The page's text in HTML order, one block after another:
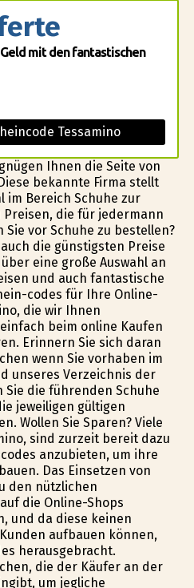
mit den fantastischen
Tessamino
Ihnen die Seite von
bekannte Firma stellt
im Bereich Schuhe zur
die für jedermann
vor Schuhe zu bestellen?
die günstigsten Preise
eine große Auswahl an
und auch fantastische
codes für Ihre Online-
die wir Ihnen
beim online Kaufen
Erinnern Sie sich daran
wenn Sie vorhaben im
unseres Verzeichnis der
die führenden Schuhe
jeweiligen gültigen
Wollen Sie Sparen? Viele
sind zurzeit bereit dazu
anzubieten, um ihre
Das Einsetzen von
den nützlichen
die Online-Shops
und da diese keinen
aufbauen können,
herausgebracht.
die der Käufer an der
um jegliche